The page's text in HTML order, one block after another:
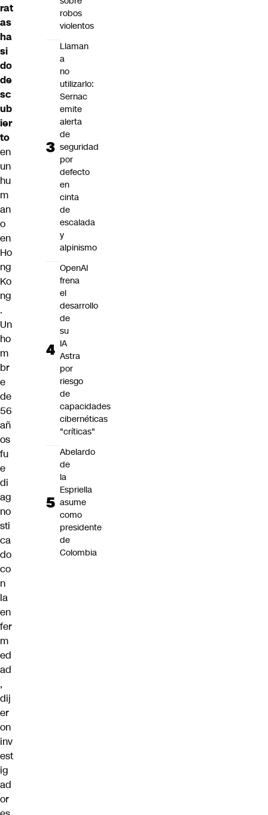
rat
as
ha
si
do
de
sc
ub
ier
to
en
un
hu
m
an
o
en
Ho
ng
Ko
ng
.
Un
ho
m
br
e
de
56
añ
os
fu
e
di
ag
no
sti
ca
do
co
n
la
en
fer
m
ed
ad
,
dij
er
on
inv
est
ig
ad
or
robos
violentos
Llaman
a
no
utilizarlo:
Sernac
emite
alerta
de
seguridad
por
defecto
en
cinta
de
escalada
y
alpinismo
OpenAI
frena
el
desarrollo
de
su
IA
Astra
por
riesgo
de
capacidades
cibernéticas
"críticas"
Abelardo
de
la
Espriella
asume
como
presidente
de
Colombia